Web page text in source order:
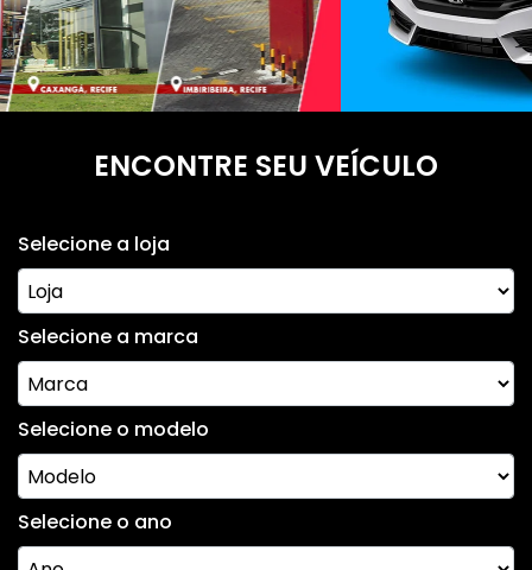
ENCONTRE SEU VEÍCULO
Selecione a loja
Selecione a marca
Selecione o modelo
Selecione o ano